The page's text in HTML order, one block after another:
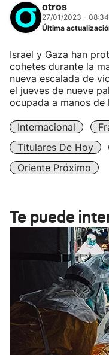
otros
27/01/2023 - 08:34
Última
Israel y Gaza han
cohetes durante la
nueva escalada de
el jueves de nueve
ocupada a manos de
Internacional
Titulares De Hoy
Oriente Próximo
Te puede